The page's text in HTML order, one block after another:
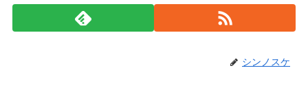
シンノスケ